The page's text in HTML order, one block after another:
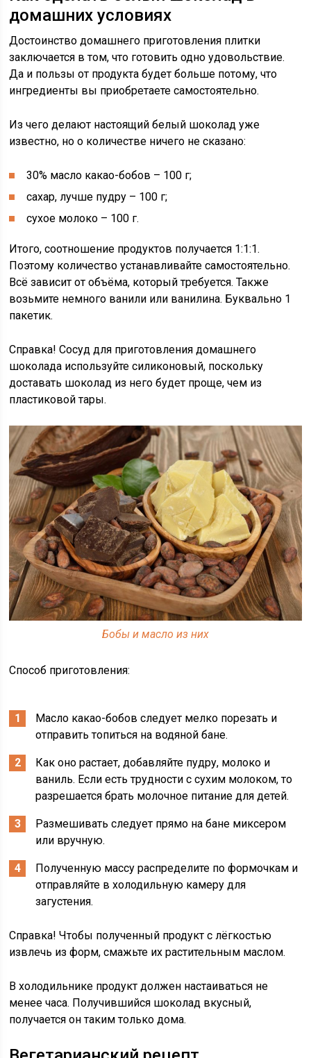
домашних условиях
Достоинство домашнего приготовления плитки
заключается в том, что готовить одно удовольствие.
Да и пользы от продукта будет больше потому, что
ингредиенты вы приобретаете самостоятельно.
Из чего делают настоящий белый шоколад уже
известно, но о количестве ничего не сказано:
30% масло какао-бобов – 100 г;
сахар, лучше пудру – 100 г;
сухое молоко – 100 г.
Итого, соотношение продуктов получается 1:1:1.
Поэтому количество устанавливайте самостоятельно.
Всё зависит от объёма, который требуется. Также
возьмите немного ванили или ванилина. Буквально 1
пакетик.
Справка! Сосуд для приготовления домашнего
шоколада используйте силиконовый, поскольку
доставать шоколад из него будет проще, чем из
пластиковой тары.
Бобы и масло из них
Способ приготовления:
Масло какао-бобов следует мелко порезать и
отправить топиться на водяной бане.
Как оно растает, добавляйте пудру, молоко и
ваниль. Если есть трудности с сухим молоком, то
разрешается брать молочное питание для детей.
Размешивать следует прямо на бане миксером
или вручную.
Полученную массу распределите по формочкам и
отправляйте в холодильную камеру для
загустения.
Справка! Чтобы полученный продукт с лёгкостью
извлечь из форм, смажьте их растительным маслом.
В холодильнике продукт должен настаиваться не
менее часа. Получившийся шоколад вкусный,
получается он таким только дома.